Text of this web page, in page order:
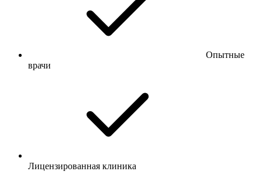
Опытные
врачи
Лицензированная клиника